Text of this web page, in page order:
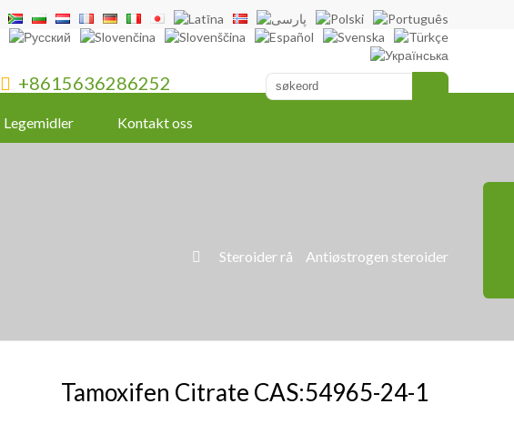
 +8615636286252
Legemidler Kontakt oss
 Steroider rå Antiøstrogen steroider
Tamoxifen Citrate CAS:54965-24-1